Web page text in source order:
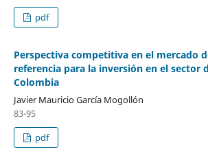
pdf
Perspectiva competitiva en el mercado
referencia para la inversión en el sector
Colombia
Javier Mauricio García Mogollón
83-95
pdf